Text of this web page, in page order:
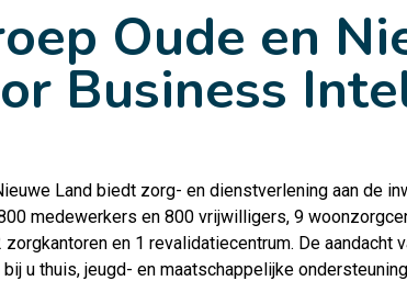
Oude en
Business
Land biedt zorg- en dienstverlening aan de
medewerkers en 800 vrijwilligers, 9
en 1 revalidatiecentrum. De aandacht
u thuis, jeugd- en maatschappelijke